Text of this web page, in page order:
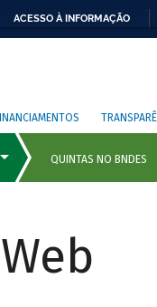
ACESSO À INFORMAÇÃO